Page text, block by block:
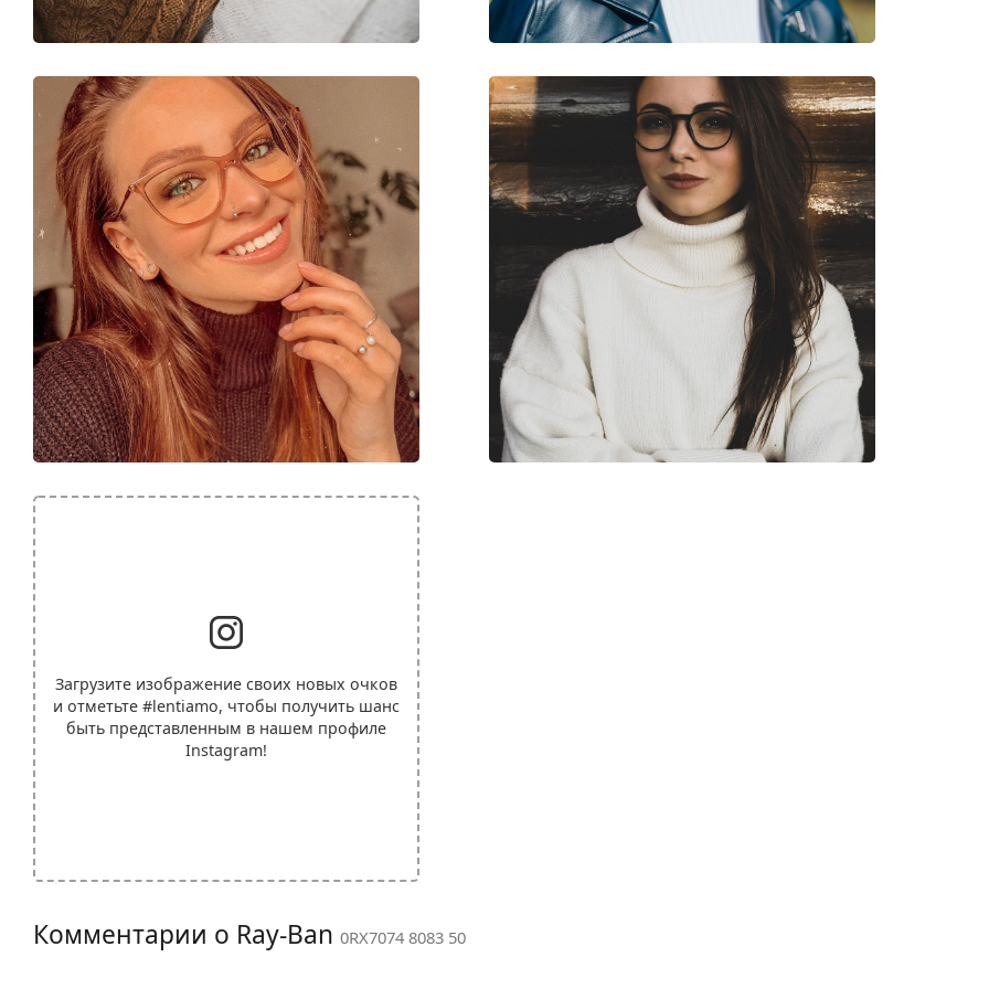
Загрузите изображение своих новых очков
и отметьте #lentiamo, чтобы получить шанс
быть представленным в нашем профиле
Instagram!
Комментарии о Ray-Ban 0RX7074 8083 50